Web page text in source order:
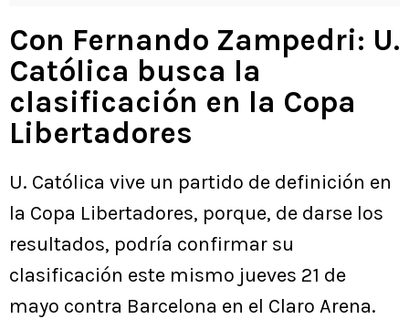
Con Fernando Zampedri: U.
Católica busca la
clasificación en la Copa
Libertadores
U. Católica vive un partido de definición en
la Copa Libertadores, porque, de darse los
resultados, podría confirmar su
clasificación este mismo jueves 21 de
mayo contra Barcelona en el Claro Arena.